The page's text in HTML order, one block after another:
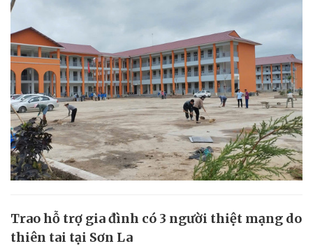
Trao hỗ trợ gia đình có 3 người thiệt mạng do
thiên tai tại Sơn La